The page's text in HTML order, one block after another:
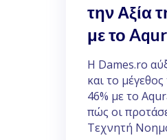
την Αξία
με το
Η Dames.ro
και το
46% με το
πώς οι
Τεχνητή